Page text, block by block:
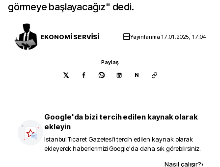
görmeye başlayacağız" dedi.
EKONOMİ SERVİSİ Yayınlanma 17.01.2025, 17:04
Paylaş
N
Google'da bizi tercih edilen kaynak olarak
ekleyin
İstanbul Ticaret Gazetesi'i tercih edilen kaynak olarak
ekleyerek haberlerimizi Google'da daha sık görebilirsiniz.
Nasıl çalışır?›